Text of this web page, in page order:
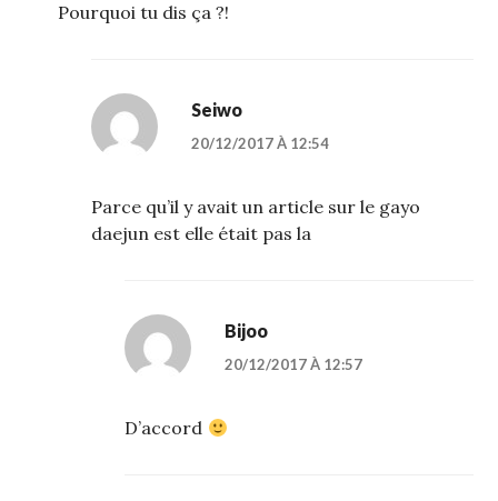
Pourquoi tu dis ça ?!
Seiwo
20/12/2017 À 12:54
Parce qu’il y avait un article sur le gayo
daejun est elle était pas la
Bijoo
20/12/2017 À 12:57
D’accord